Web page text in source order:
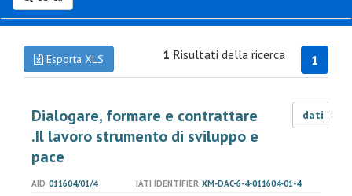
Esporta XLS 1
1 Risultati della ricerca
Dialogare, formare e contrattare
.Il lavoro strumento di sviluppo e
pace
dati LOD
AID 011604/01/4 IATI IDENTIFIER XM-DAC-6-4-011604-01-4